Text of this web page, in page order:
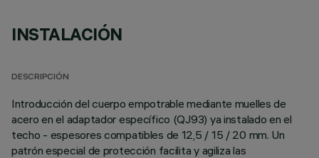
INSTALACIÓN
DESCRIPCIÓN
Introducción del cuerpo empotrable mediante muelles de
acero en el adaptador específico (QJ93) ya instalado en el
techo - espesores compatibles de 12,5 / 15 / 20 mm. Un
patrón especial de protección facilita y agiliza las